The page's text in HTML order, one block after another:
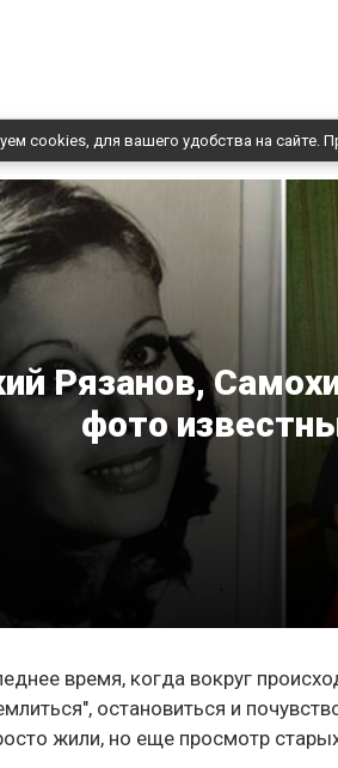
cookies, для вашего удобства на сайте.
Рязанов,
фото
время, когда вокруг
остановиться и
жили, но еще просмотр